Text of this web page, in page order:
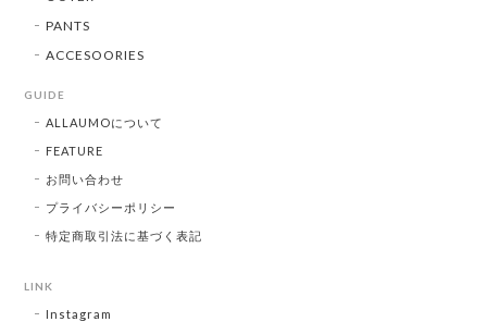
PANTS
ACCESOORIES
GUIDE
ALLAUMOについて
FEATURE
お問い合わせ
プライバシーポリシー
特定商取引法に基づく表記
LINK
Instagram